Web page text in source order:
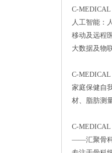
C-MEDICAL
人工智能：
移动及远程
大数据及物
C-MEDICAL
家庭保健自
材、脂肪测
C-MEDICAL
——汇聚骨